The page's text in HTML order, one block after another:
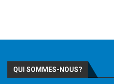
QUI SOMMES-NOUS?